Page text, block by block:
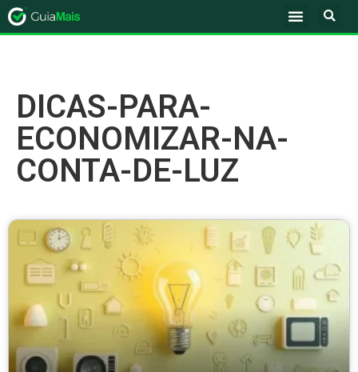
DICAS-PARA-
ECONOMIZAR-NA-
CONTA-DE-LUZ